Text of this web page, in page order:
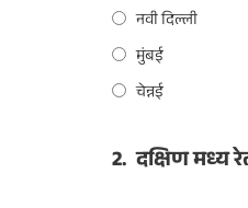
नवी दिल्ली
मुंबई
चेन्नई
2. दक्षिण मध्य